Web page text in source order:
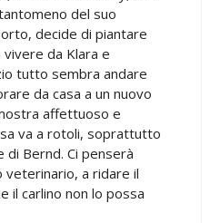
del suo
decide di piantare
da Klara e
tutto sembra andare
da casa a un nuovo
affettuoso e
va a rotoli, soprattutto
di Bernd. Ci penserà
veterinario, a ridare il
il carlino non lo possa